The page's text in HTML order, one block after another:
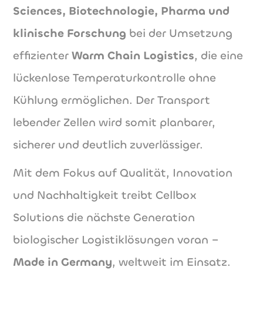
Sciences, Biotechnologie, Pharma und
klinische Forschung bei der Umsetzung
effizienterWarm Chain Logistics, die eine
lückenlose Temperaturkontrolle ohne
Kühlung ermöglichen. Der Transport
lebender Zellen wird somit planbarer,
sicherer und deutlich zuverlässiger.
Mit dem Fokus auf Qualität, Innovation
und Nachhaltigkeit treibt Cellbox
Solutions die nächste Generation
biologischer Logistiklösungen voran –
Made in Germany, weltweit im Einsatz.